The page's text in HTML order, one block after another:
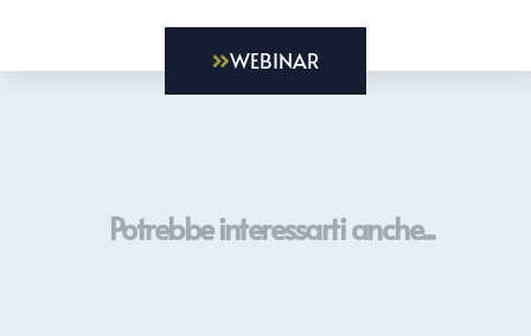
WEBINAR
Potrebbe interessarti anche...